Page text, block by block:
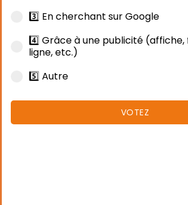
3️⃣ En cherchant sur Google
4️⃣ Grâce à une publicité (affiche,
ligne, etc.)
5️⃣ Autre
VOTEZ